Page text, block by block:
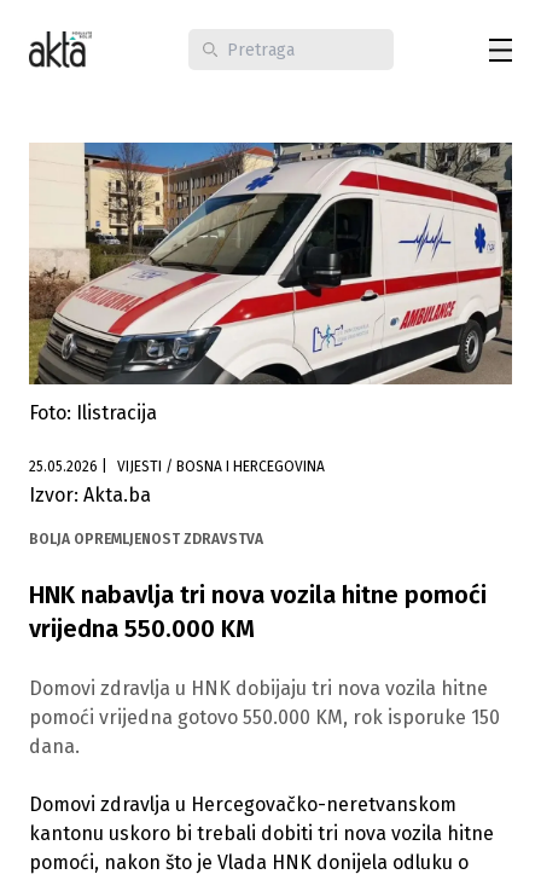
Foto: Ilistracija
25.05.2026 VIJESTI / BOSNA I HERCEGOVINA
Izvor: Akta.ba
BOLJA OPREMLJENOST ZDRAVSTVA
HNK nabavlja tri nova vozila hitne pomoći
vrijedna 550.000 KM
Domovi zdravlja u HNK dobijaju tri nova vozila hitne
pomoći vrijedna gotovo 550.000 KM, rok isporuke 150
dana.
Domovi zdravlja u Hercegovačko-neretvanskom
kantonu uskoro bi trebali dobiti tri nova vozila hitne
pomoći, nakon što je Vlada HNK donijela odluku o